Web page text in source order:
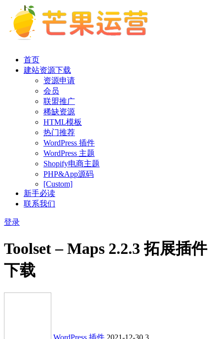
首页
建站资源下载
资源申请
会员
联盟推广
稀缺资源
HTML模板
热门推荐
WordPress 插件
WordPress 主题
Shopify电商主题
PHP&App源码
[Custom]
新手必读
联系我们
登录
Toolset – Maps 2.2.3 拓展插件
下载
WordPress 插件 2021-12-30 3